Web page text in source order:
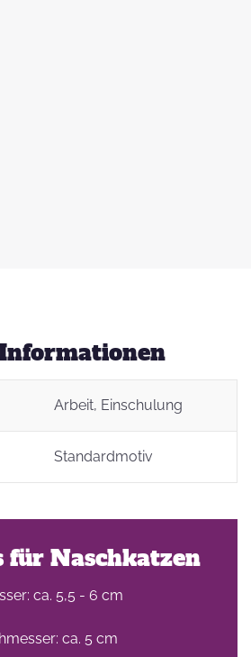
Arbeit, Einschulung
Standardmotiv
für Naschkatzen
ca. 5,5 - 6 cm
ca. 5 cm